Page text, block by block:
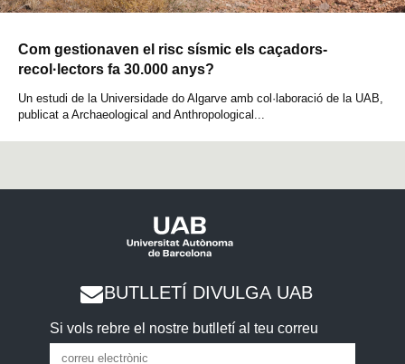
Com gestionaven el risc sísmic els caçadors-
recol·lectors fa 30.000 anys?
Un estudi de la Universidade do Algarve amb col·laboració de la UAB,
publicat a Archaeological and Anthropological...
BUTLLETÍ DIVULGA UAB
Si vols rebre el nostre butlletí al teu correu